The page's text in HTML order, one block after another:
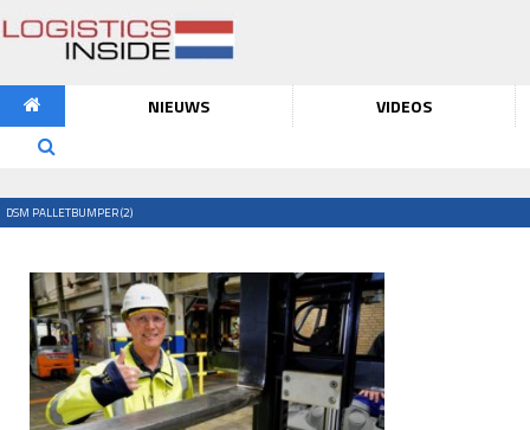
NIEUWS VIDEOS
DSM PALLETBUMPER (2)